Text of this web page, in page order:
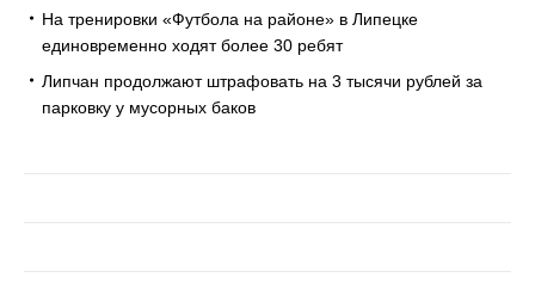
На тренировки «Футбола на районе» в Липецке
единовременно ходят более 30 ребят
Липчан продолжают штрафовать на 3 тысячи рублей за
парковку у мусорных баков